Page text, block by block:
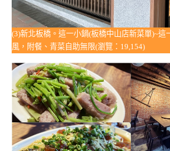
(3)新北板橋。這一小鍋(板橋中山店新菜單)~這
風，附餐、青菜自助無限(瀏覽：19,154)